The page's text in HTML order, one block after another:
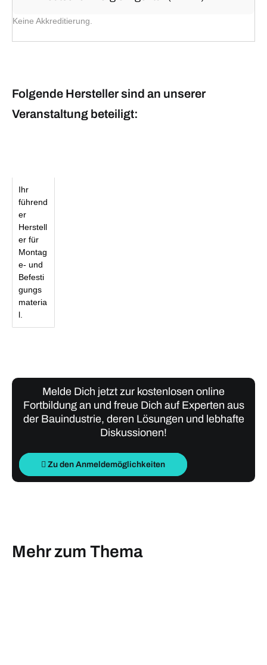
Keine Akkreditierung.
Folgende Hersteller sind an unserer
Veranstaltung beteiligt:
Ihr
führend
er
Herstell
er für
Montag
e- und
Befesti
gungs
materia
l.
Melde Dich jetzt zur kostenlosen online
Fortbildung an und freue Dich auf Experten aus
der Bauindustrie, deren Lösungen und lebhafte
Diskussionen!
Zu den Anmeldemöglichkeiten
Mehr zum Thema